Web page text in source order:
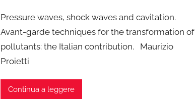
Pressure waves, shock waves and cavitation.
Avant-garde techniques for the transformation of
pollutants: the Italian contribution. Maurizio
Proietti
Continua a leggere